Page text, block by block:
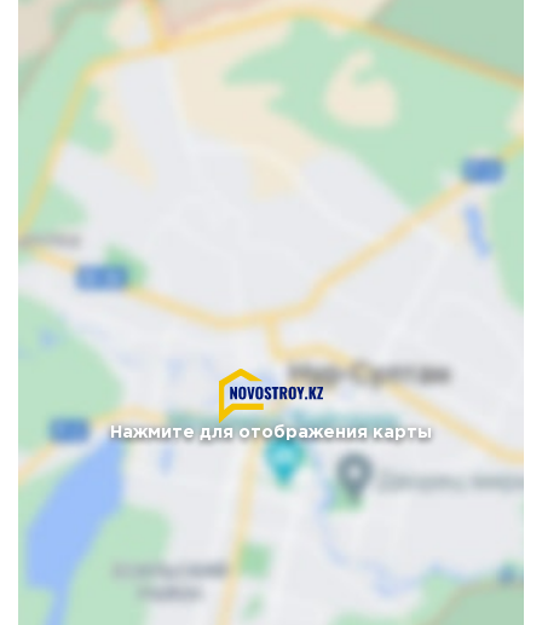
Нажмите для отображения карты